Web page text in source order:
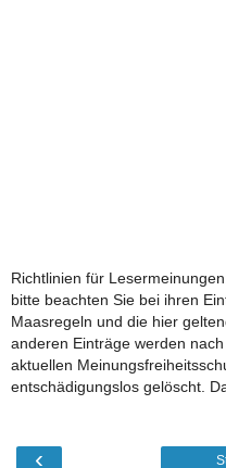
Richtlinien für
bitte beachten Sie bei ihren
Maasregeln und die hier
anderen Einträge werden
aktuellen
entschädigungslos gelöscht.
‹